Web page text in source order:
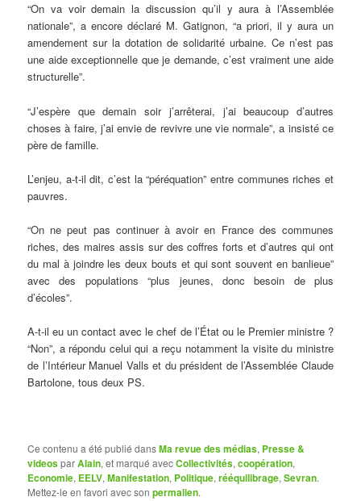
“On va voir demain la discussion qu’il y aura à l’Assemblée
nationale”, a encore déclaré M. Gatignon, “a priori, il y aura un
amendement sur la dotation de solidarité urbaine. Ce n’est pas
une aide exceptionnelle que je demande, c’est vraiment une aide
structurelle”.
“J’espère que demain soir j’arrêterai, j’ai beaucoup d’autres
choses à faire, j’ai envie de revivre une vie normale”, a insisté ce
père de famille.
L’enjeu, a-t-il dit, c’est la “péréquation” entre communes riches et
pauvres.
“On ne peut pas continuer à avoir en France des communes
riches, des maires assis sur des coffres forts et d’autres qui ont
du mal à joindre les deux bouts et qui sont souvent en banlieue”
avec des populations “plus jeunes, donc besoin de plus
d’écoles”.
A-t-il eu un contact avec le chef de l’État ou le Premier ministre ?
“Non”, a répondu celui qui a reçu notamment la visite du ministre
de l’Intérieur Manuel Valls et du président de l’Assemblée Claude
Bartolone, tous deux PS.
Ce contenu a été publié dansMa revue des médias, Presse &
videosparAlain, et marqué avecCollectivités,coopération,
Economie, EELV,Manifestation, Politique,rééquilibrage,Sevran.
Mettez-le en favori avec sonpermalien.